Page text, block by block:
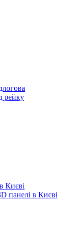
рейку
Києві
панелі в Києві